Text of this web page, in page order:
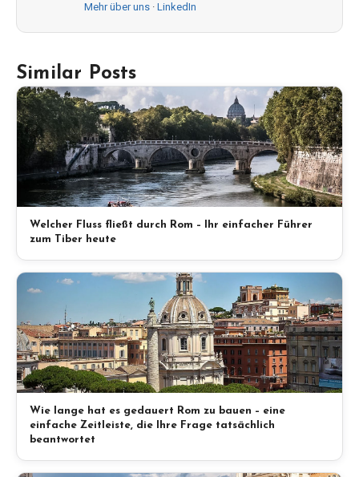
Mehr über uns · LinkedIn
Similar Posts
Welcher Fluss fließt durch Rom – Ihr einfacher Führer
zum Tiber heute
Wie lange hat es gedauert Rom zu bauen – eine
einfache Zeitleiste, die Ihre Frage tatsächlich
beantwortet